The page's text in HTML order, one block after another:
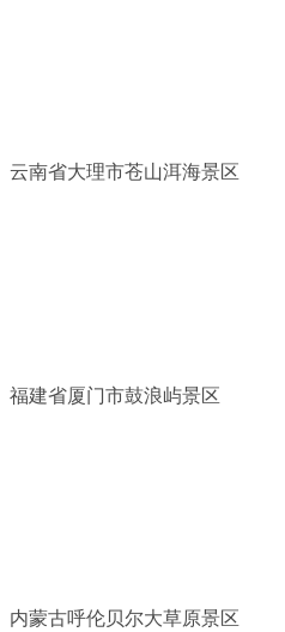
云南省大理市苍山洱海景区
福建省厦门市鼓浪屿景区
内蒙古呼伦贝尔大草原景区